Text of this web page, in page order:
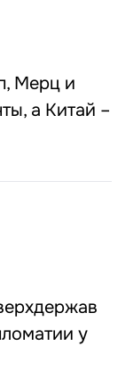
Мерц и
а Китай –
у